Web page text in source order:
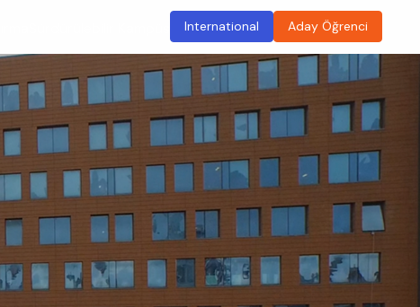
International Aday Öğrenci